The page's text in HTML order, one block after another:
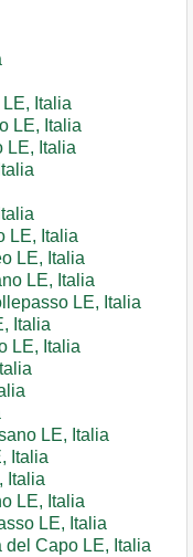
Italia
LE, Italia
LE, Italia
LE, Italia
LE, Italia
LE, Italia
LE, Italia
Italia
LE, Italia
LE, Italia
Italia
Italia
LE, Italia
LE, Italia
Capo LE, Italia